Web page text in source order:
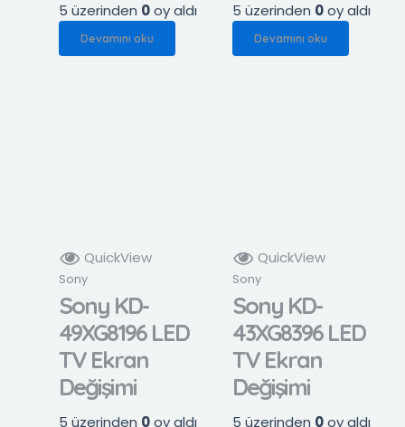
5 üzerinden 0oy aldı
Devamını oku
5 üzerinden 0oy aldı
Devamını oku
QuickView
Sony
Sony KD-
49XG8196 LED
TV Ekran
Değişimi
5 üzerinden 0oy aldı
QuickView
Sony
Sony KD-
43XG8396 LED
TV Ekran
Değişimi
5 üzerinden 0oy aldı